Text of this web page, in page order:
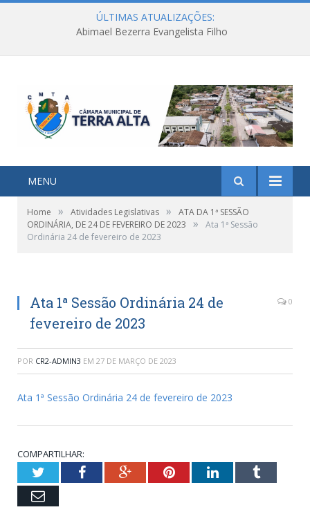
ÚLTIMAS ATUALIZAÇÕES:
Abimael Bezerra Evangelista Filho
MENU
Home » Atividades Legislativas »
ATA DA 1ª SESSÃO
ORDINÁRIA, DE 24 DE FEVEREIRO DE 2023
»
Ata 1ª Sessão
Ordinária 24 de fevereiro de 2023
Ata 1ª Sessão Ordinária 24 de
fevereiro de 2023
0
POR CR2-ADMIN3 EM 27 DE MARÇO DE 2023
Ata 1ª Sessão Ordinária 24 de fevereiro de 2023
COMPARTILHAR:
TwitterFacebookGoogle+PinterestLinkedInTumblr
Email